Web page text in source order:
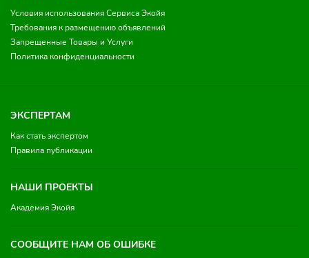
Условия использования Сервиса Экойя
Требования к размещению объявлений
Запрещенные Товары и Услуги
Политика конфиденциальности
ЭКСПЕРТАМ
Как стать экспертом
Правила публикации
НАШИ ПРОЕКТЫ
Академия Экойя
СООБЩИТЕ НАМ ОБ ОШИБКЕ